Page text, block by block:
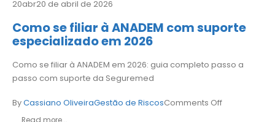
20abr20 de abril de 2026
Como se filiar à ANADEM com suporte
especializado em 2026
Como se filiar à ANADEM em 2026: guia completo passo a
passo com suporte da Seguremed
ByCassiano OliveiraGestão de RiscosComments Off